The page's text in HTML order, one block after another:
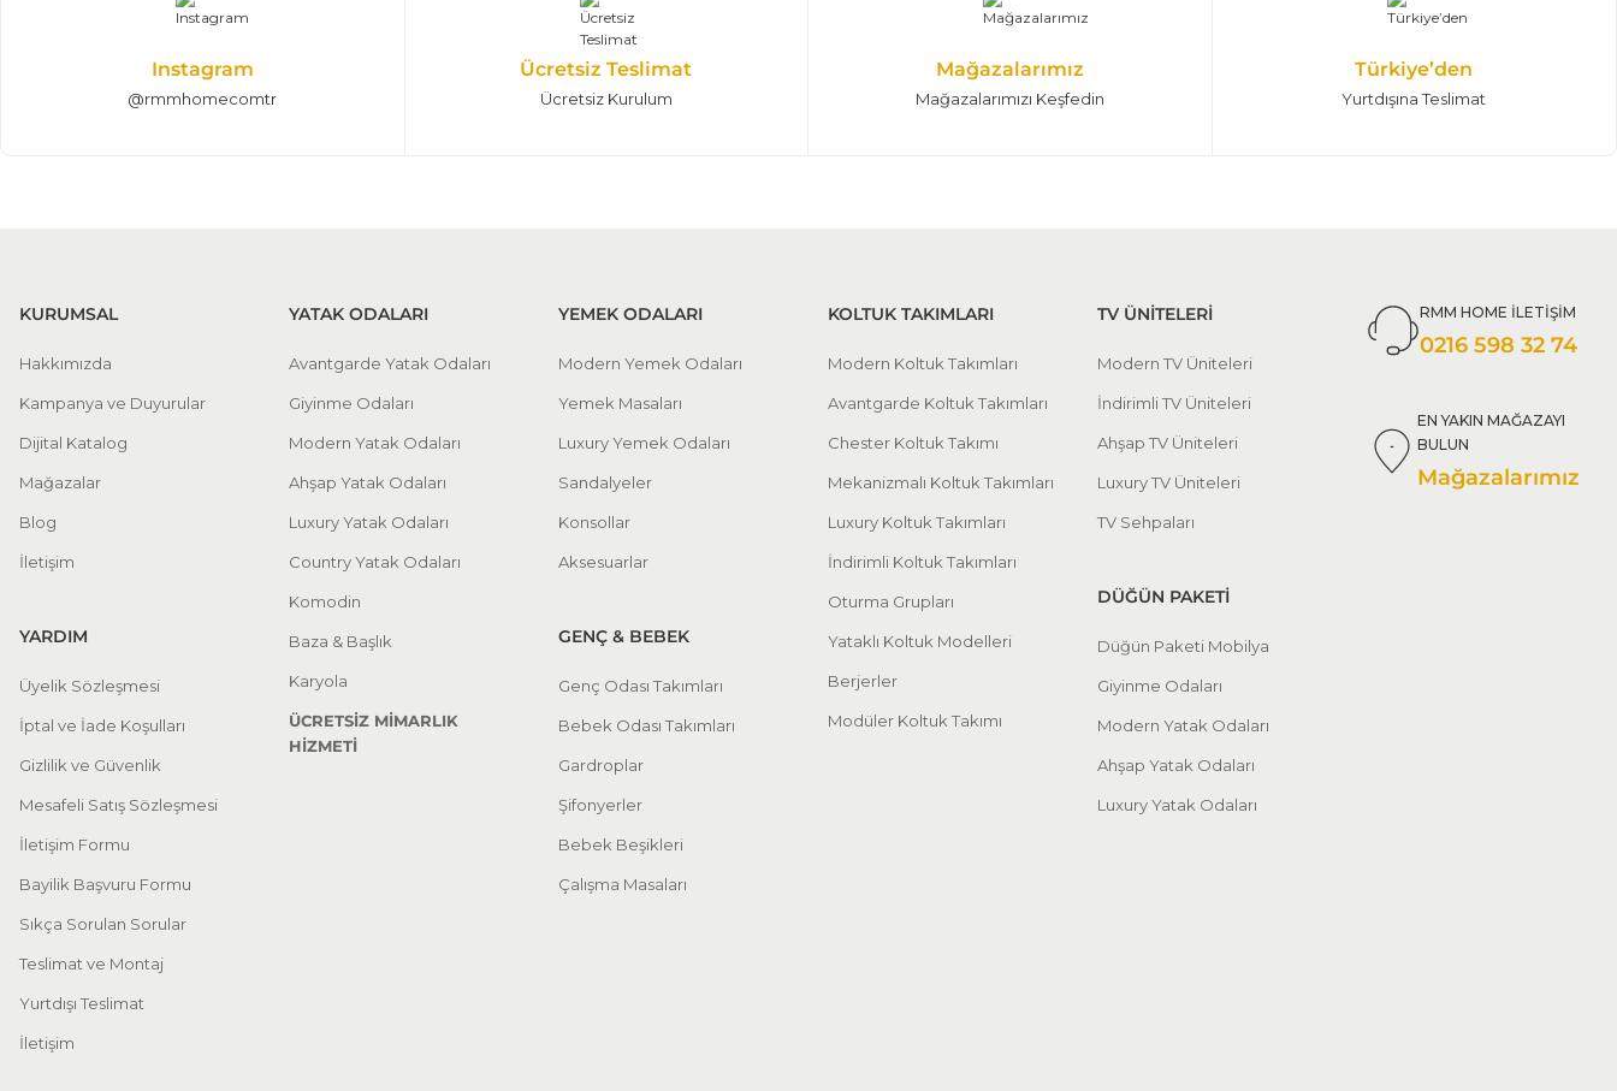
Instagram
@rmmhomecomtr
Ücretsiz Teslimat
Ücretsiz Kurulum
Mağazalarımız
Mağazalarımızı Keşfedin
Türkiye’den
Yurtdışına Teslimat
KURUMSAL
Hakkımızda
Kampanya ve Duyurular
Dijital Katalog
Mağazalar
Blog
İletişim
YARDIM
Üyelik Sözleşmesi
İptal ve İade Koşulları
Gizlilik ve Güvenlik
Mesafeli Satış Sözleşmesi
İletişim Formu
Bayilik Başvuru Formu
Sıkça Sorulan Sorular
Teslimat ve Montaj
Yurtdışı Teslimat
İletişim
YATAK ODALARI
Avantgarde Yatak Odaları
Giyinme Odaları
Modern Yatak Odaları
Ahşap Yatak Odaları
Luxury Yatak Odaları
Country Yatak Odaları
Komodin
Baza & Başlık
Karyola
ÜCRETSİZ MİMARLIK
HİZMETİ
YEMEK ODALARI
Modern Yemek Odaları
Yemek Masaları
Luxury Yemek Odaları
Sandalyeler
Konsollar
Aksesuarlar
GENÇ & BEBEK
Genç Odası Takımları
Bebek Odası Takımları
Gardroplar
Şifonyerler
Bebek Beşikleri
Çalışma Masaları
KOLTUK TAKIMLARI
Modern Koltuk Takımları
Avantgarde Koltuk Takımları
Chester Koltuk Takımı
Mekanizmalı Koltuk Takımları
Luxury Koltuk Takımları
İndirimli Koltuk Takımları
Oturma Grupları
Yataklı Koltuk Modelleri
Berjerler
Modüler Koltuk Takımı
TV ÜNİTELERİ
Modern TV Üniteleri
İndirimli TV Üniteleri
Ahşap TV Üniteleri
Luxury TV Üniteleri
TV Sehpaları
DÜĞÜN PAKETİ
Düğün Paketi Mobilya
Giyinme Odaları
Modern Yatak Odaları
Ahşap Yatak Odaları
Luxury Yatak Odaları
RMM HOME İLETİŞİM
0216 598 32 74
EN YAKIN MAĞAZAYI
BULUN
Mağazalarımız